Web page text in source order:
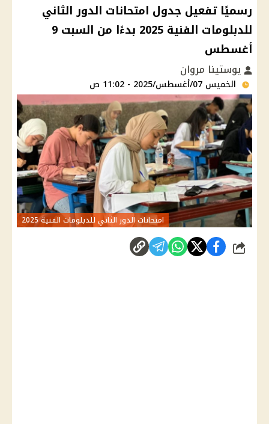
رسميًا تفعيل جدول امتحانات الدور الثاني
للدبلومات الفنية 2025 بدءًا من السبت 9
أغسطس
يوستينا مروان
الخميس 07/أغسطس/2025 - 11:02 ص
امتحانات الدور الثاني للدبلومات الفنية 2025
شارك